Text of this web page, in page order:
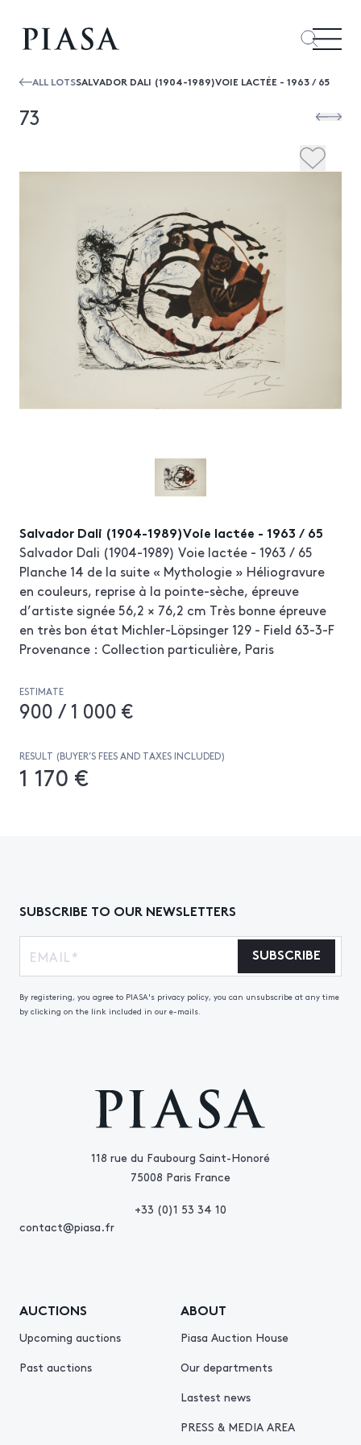
ALL LOTSSALVADOR DALI (1904-1989)VOIE LACTÉE - 1963 / 65
73
Salvador Dali (1904-1989)Voie lactée - 1963 / 65
Salvador Dali (1904-1989) Voie lactée - 1963 / 65
Planche 14 de la suite « Mythologie » Héliogravure
en couleurs, reprise à la pointe-sèche, épreuve
d’artiste signée 56,2 × 76,2 cm Très bonne épreuve
en très bon état Michler-Löpsinger 129 - Field 63-3-F
Provenance : Collection particulière, Paris
ESTIMATE
900 / 1 000 €
RESULT (BUYER’S FEES AND TAXES INCLUDED)
1 170 €
118 rue du Faubourg Saint-Honoré
75008 Paris France
+33 (0)1 53 34 10
contact@piasa.fr
AUCTIONS
Upcoming auctions
Past auctions
ABOUT
Piasa Auction House
Our departments
Lastest news
PRESS & MEDIA AREA
SUBSCRIBE TO OUR NEWSLETTERS
SUBSCRIBE
By registering, you agree to PIASA's privacy policy, you can unsubscribe at any time
by clicking on the link included in our e-mails.